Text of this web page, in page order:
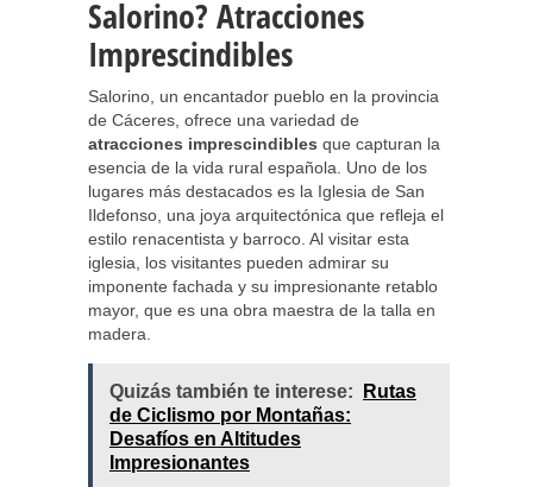
Salorino? Atracciones
Imprescindibles
Salorino, un encantador pueblo en la provincia
de Cáceres, ofrece una variedad de
atracciones imprescindibles que capturan la
esencia de la vida rural española. Uno de los
lugares más destacados es la Iglesia de San
Ildefonso, una joya arquitectónica que refleja el
estilo renacentista y barroco. Al visitar esta
iglesia, los visitantes pueden admirar su
imponente fachada y su impresionante retablo
mayor, que es una obra maestra de la talla en
madera.
Quizás también te interese:
Rutas
de Ciclismo por Montañas:
Desafíos en Altitudes
Impresionantes